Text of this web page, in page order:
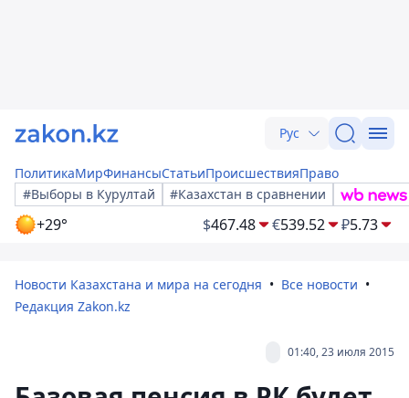
Рус
ПолитикаМирФинансыСтатьиПроисшествияПраво
#Выборы в Курултай
#Казахстан в сравнении
+29° $467.48 €539.52 ₽5.73
Новости Казахстана и мира на сегодня
Все новости
Редакция Zakon.kz
01:40, 23 июля 2015